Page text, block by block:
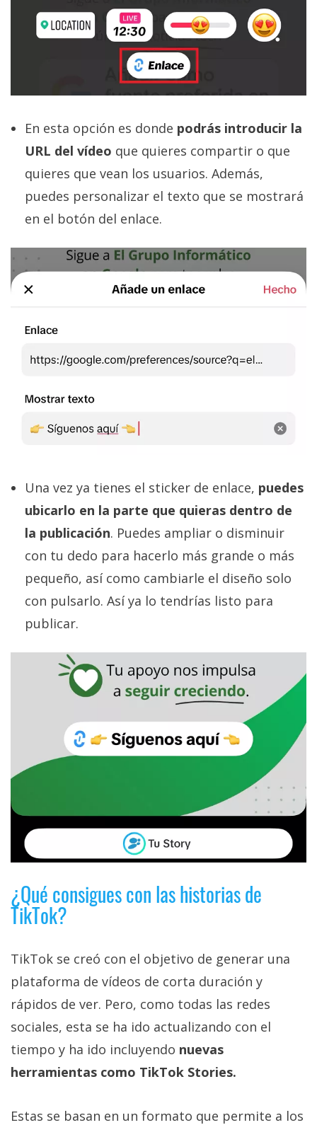
En esta opción es donde podrás introducir la
URL del vídeo que quieres compartir o que
quieres que vean los usuarios. Además,
puedes personalizar el texto que se mostrará
en el botón del enlace.
Una vez ya tienes el sticker de enlace, puedes
ubicarlo en la parte que quieras dentro de
la publicación. Puedes ampliar o disminuir
con tu dedo para hacerlo más grande o más
pequeño, así como cambiarle el diseño solo
con pulsarlo. Así ya lo tendrías listo para
publicar.
¿Qué consigues con las historias de
TikTok?
TikTok se creó con el objetivo de generar una
plataforma de vídeos de corta duración y
rápidos de ver. Pero, como todas las redes
sociales, esta se ha ido actualizando con el
tiempo y ha ido incluyendo nuevas
herramientas como TikTok Stories.
Estas se basan en un formato que permite a los